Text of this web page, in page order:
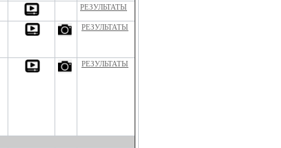
РЕЗУЛЬТАТЫ
РЕЗУЛЬТАТЫ
РЕЗУЛЬТАТЫ